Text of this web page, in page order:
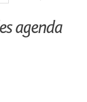
agenda